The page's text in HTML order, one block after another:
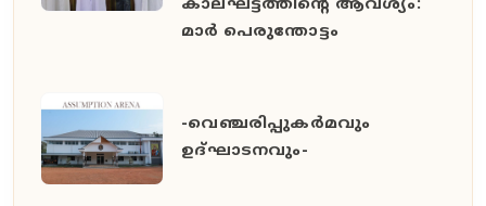
കാലഘട്ടത്തിൻ്റെ ആവശ്യം:
മാർ പെരുന്തോട്ടം
-വെഞ്ചരിപ്പുകർമവും
ഉദ്ഘാടനവും-